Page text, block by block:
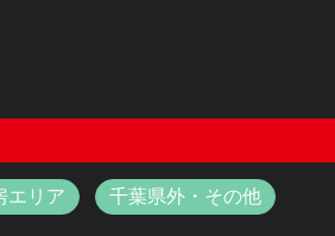
エリア 千葉県外・その他